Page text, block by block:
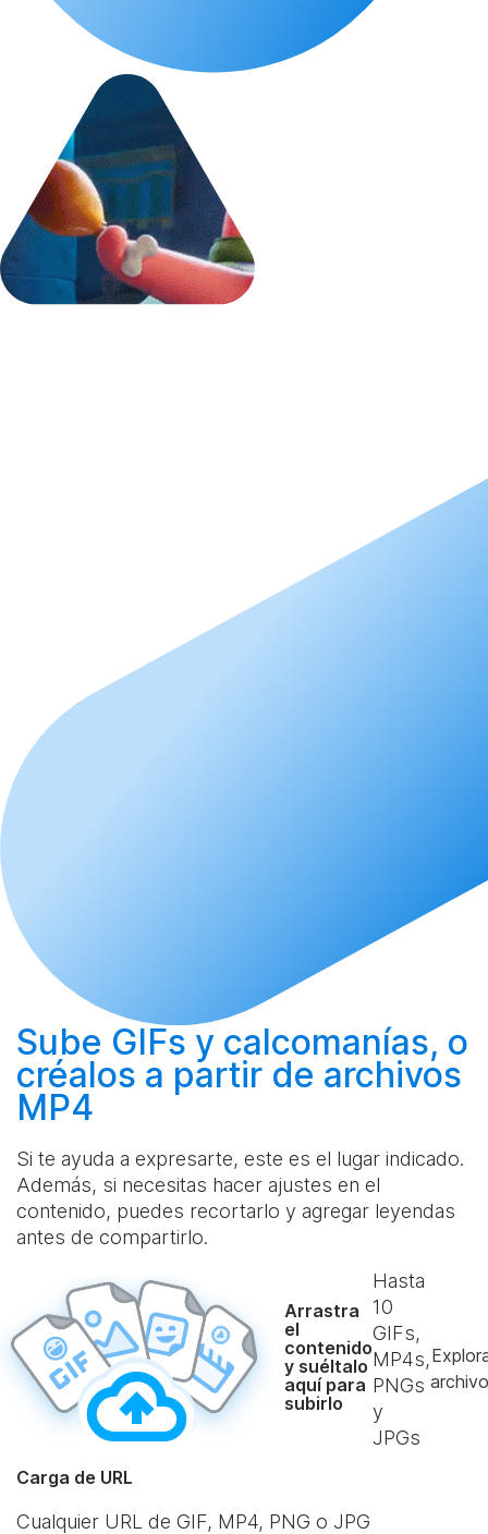
Sube GIFs y calcomanías, o
créalos a partir de archivos
MP4
Si te ayuda a expresarte, este es el lugar indicado.
Además, si necesitas hacer ajustes en el
contenido, puedes recortarlo y agregar leyendas
antes de compartirlo.
Arrastra
el
contenido
y suéltalo
aquí para
subirlo
Hasta
10
GIFs,
MP4s,
PNGs
y
JPGs
Carga de URL
Cualquier URL de GIF, MP4, PNG o JPG